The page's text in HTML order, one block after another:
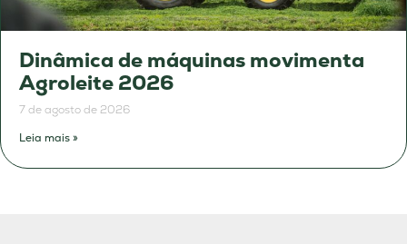
Dinâmica de máquinas movimenta
Agroleite 2026
7 de agosto de 2026
Leia mais »